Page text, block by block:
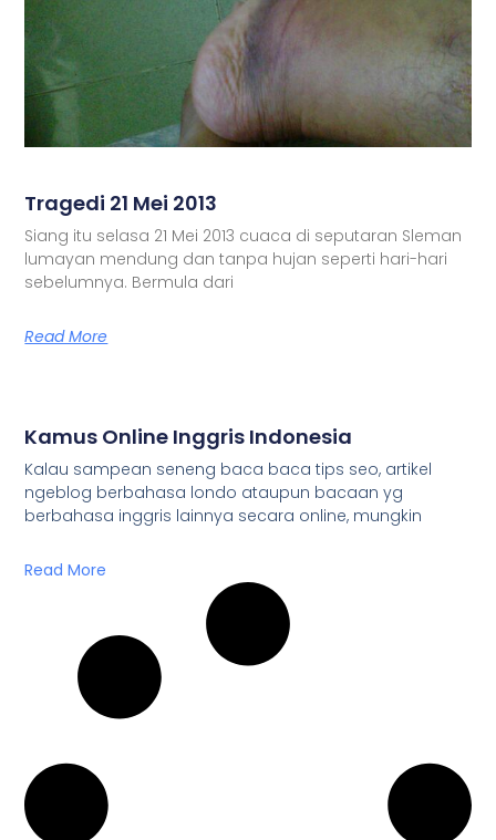
Tragedi 21 Mei 2013
Siang itu selasa 21 Mei 2013 cuaca di seputaran Sleman
lumayan mendung dan tanpa hujan seperti hari-hari
sebelumnya. Bermula dari
Read More
Kamus Online Inggris Indonesia
Kalau sampean seneng baca baca tips seo, artikel
ngeblog berbahasa londo ataupun bacaan yg
berbahasa inggris lainnya secara online, mungkin
Read More